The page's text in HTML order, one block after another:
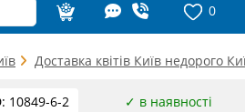
0
Доставка квітів Київ недорого
10849-6-2 ✓ в наявності